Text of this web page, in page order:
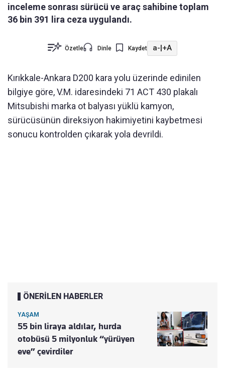
inceleme sonrası sürücü ve araç sahibine toplam
36 bin 391 lira ceza uygulandı.
Özetle Dinle Kaydet a-|+A
Kırıkkale-Ankara D200 kara yolu üzerinde edinilen
bilgiye göre, V.M. idaresindeki 71 ACT 430 plakalı
Mitsubishi marka ot balyası yüklü kamyon,
sürücüsünün direksiyon hakimiyetini kaybetmesi
sonucu kontrolden çıkarak yola devrildi.
ÖNERİLEN HABERLER
YAŞAM
55 bin liraya aldılar, hurda
otobüsü 5 milyonluk “yürüyen
eve” çevirdiler